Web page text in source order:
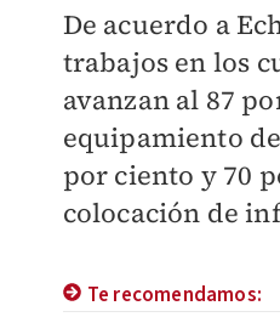
De acuerdo a
trabajos en los
avanzan al 87
equipamiento
por ciento y 70
colocación de
Te recomendamos: